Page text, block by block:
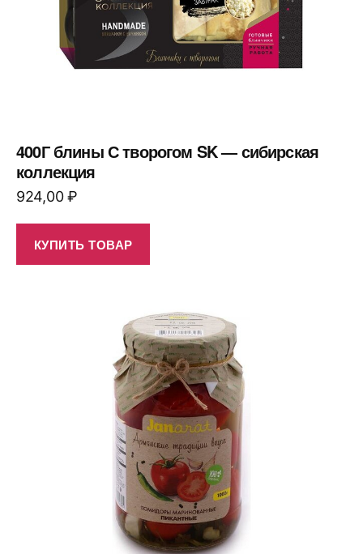
400Г блины С творогом SK — сибирская
коллекция
924,00₽
КУПИТЬ ТОВАР